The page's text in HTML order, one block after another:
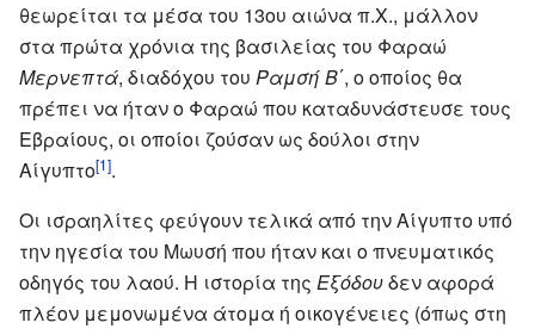
θεωρείται τα μέσα του 13ου αιώνα π.Χ., μάλλον
στα πρώτα χρόνια της βασιλείας του Φαραώ
Μερνεπτά, διαδόχου του Ραμσή Β΄, ο οποίος θα
πρέπει να ήταν ο Φαραώ που καταδυνάστευσε τους
Εβραίους, οι οποίοι ζούσαν ως δούλοι στην
Αίγυπτο[1].
Οι ισραηλίτες φεύγουν τελικά από την Αίγυπτο υπό
την ηγεσία του Μωυσή που ήταν και ο πνευματικός
οδηγός του λαού. Η ιστορία της Εξόδουδεν αφορά
πλέον μεμονωμένα άτομα ή οικογένειες (όπως στη